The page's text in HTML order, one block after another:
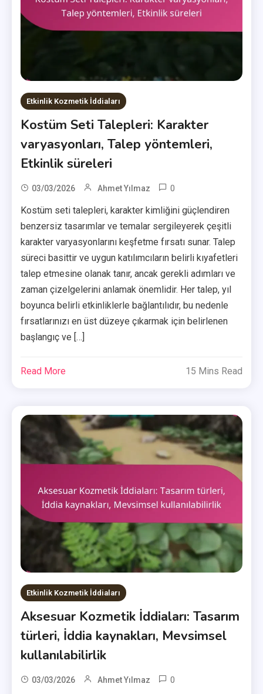
Etkinlik Kozmetik İddiaları
Kostüm Seti Talepleri: Karakter
varyasyonları, Talep yöntemleri,
Etkinlik süreleri
03/03/2026 Ahmet Yılmaz 0
Kostüm seti talepleri, karakter kimliğini güçlendiren
benzersiz tasarımlar ve temalar sergileyerek çeşitli
karakter varyasyonlarını keşfetme fırsatı sunar. Talep
süreci basittir ve uygun katılımcıların belirli kıyafetleri
talep etmesine olanak tanır, ancak gerekli adımları ve
zaman çizelgelerini anlamak önemlidir. Her talep, yıl
boyunca belirli etkinliklerle bağlantılıdır, bu nedenle
fırsatlarınızı en üst düzeye çıkarmak için belirlenen
başlangıç ve […]
Read More 15 Mins Read
Etkinlik Kozmetik İddiaları
Aksesuar Kozmetik İddiaları: Tasarım
türleri, İddia kaynakları, Mevsimsel
kullanılabilirlik
03/03/2026 Ahmet Yılmaz 0